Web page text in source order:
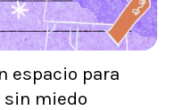
espacio para
sin miedo